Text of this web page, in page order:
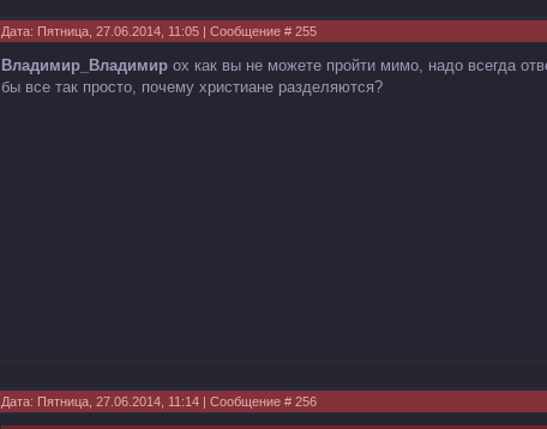
Дата: Пятница, 27.06.2014, 11:05 | Сообщение # 255
Владимир_Владимир ох как вы не можете пройти мимо, надо всегда
бы все так просто, почему христиане разделяются?
Дата: Пятница, 27.06.2014, 11:14 | Сообщение # 256